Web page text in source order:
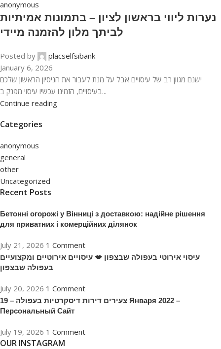
anonymous
נערות ליווי בראשון לציון – בתמונות אמיתיות
לביתך מלון להזמנה מיידי
Posted by
placselfsibank
January 6, 2026
ישנם מגוון רב של עיסויים אבל על מנת לעבור את הניסיון הראשון שלכם
בעיסויים, הזמינו עכשיו עיסוי מפנק ב...
Continue reading
Categories
anonymous
general
other
Uncategorized
Recent Posts
Бетонні огорожі у Вінниці з доставкою: надійне рішення
для приватних і комерційних ділянок
July 21, 2026 1 Comment
עיסוי אירוטי בעפולה שבצפון 💋 עיסויים אירוטיים ומקצועיים
בעפולה שבצפון
July 20, 2026 1 Comment
צעירים דירות דיסקרטיות בעפולה – 19 Января 2022 –
Персональный Сайт
July 19, 2026 1 Comment
OUR INSTAGRAM